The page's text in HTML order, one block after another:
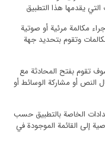
يقدمها هذا التطبيق
مكالمة مرئية أو صوتية
وتقوم بتحديد جهة
تقوم بفتح المحادثة مع
النص أو مشاركة الوسائط أو
الخاصة بالتطبيق حسب
إلى القائمة الموجودة في